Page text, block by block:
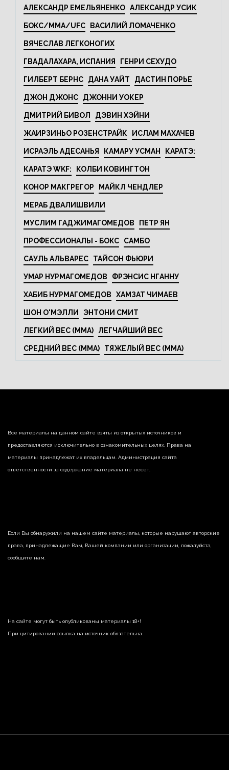
АЛЕКСАНДР ЕМЕЛЬЯНЕНКО АЛЕКСАНДР УСИК
БОКС/MMA/UFC ВАСИЛИЙ ЛОМАЧЕНКО
ВЯЧЕСЛАВ ЛЕГКОНОГИХ
ГВАДАЛАХАРА, ИСПАНИЯ ГЕНРИ СЕХУДО
ГИЛБЕРТ БЕРНС ДАНА УАЙТ ДАСТИН ПОРЬЕ
ДЖОН ДЖОНС ДЖОННИ УОКЕР
ДМИТРИЙ БИВОЛ ДЭВИН ХЭЙНИ
ЖАИРЗИНЬО РОЗЕНСТРАЙК ИСЛАМ МАХАЧЕВ
ИСРАЭЛЬ АДЕСАНЬЯ КАМАРУ УСМАН КАРАТЭ:
КАРАТЭ WKF: КОЛБИ КОВИНГТОН
КОНОР МАКГРЕГОР МАЙКЛ ЧЕНДЛЕР
МЕРАБ ДВАЛИШВИЛИ
МУСЛИМ ГАДЖИМАГОМЕДОВ ПЕТР ЯН
ПРОФЕССИОНАЛЫ - БОКС САМБО
САУЛЬ АЛЬВАРЕС ТАЙСОН ФЬЮРИ
УМАР НУРМАГОМЕДОВ ФРЭНСИС НГАННУ
ХАБИБ НУРМАГОМЕДОВ ХАМЗАТ ЧИМАЕВ
ШОН О'МЭЛЛИ ЭНТОНИ СМИТ
ЛЕГКИЙ ВЕС (MMA) ЛЕГЧАЙШИЙ ВЕС
СРЕДНИЙ ВЕС (MMA) ТЯЖЕЛЫЙ ВЕС (MMA)
Все материалы на данном сайте взяты из открытых источников и
предоставляются исключительно в ознакомительных целях. Права на
материалы принадлежат их владельцам. Администрация сайта
ответственности за содержание материала не несет.
Если Вы обнаружили на нашем сайте материалы, которые нарушают авторские
права, принадлежащие Вам, Вашей компании или организации, пожалуйста,
сообщите нам.
На сайте могут быть опубликованы материалы 18+!
При цитировании ссылка на источник обязательна.